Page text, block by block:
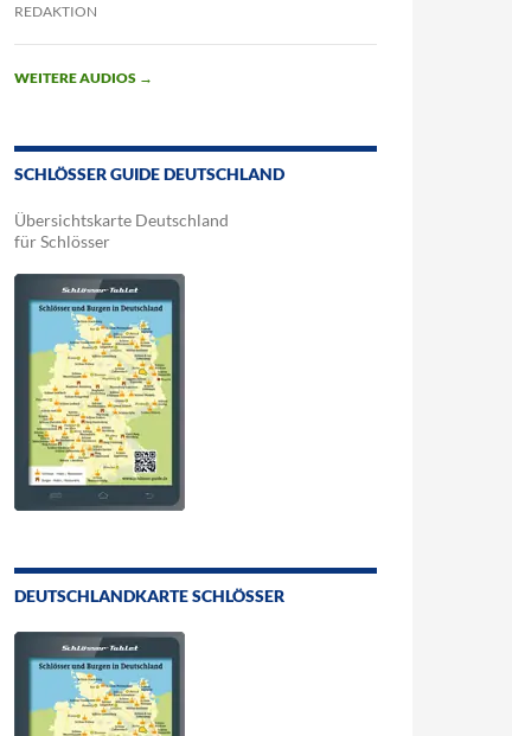
REDAKTION
WEITERE AUDIOS →
SCHLÖSSER GUIDE DEUTSCHLAND
Übersichtskarte Deutschland
für Schlösser
DEUTSCHLANDKARTE SCHLÖSSER